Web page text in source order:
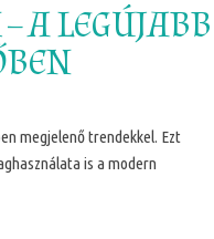
A LEGÚJABB
megjelenő trendekkel. Ezt
is a modern